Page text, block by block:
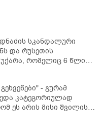
სკანდალური
და რუსეთის
რომელიც 6 წლის
- გუ­რა­მ
კა­ტე­გო­რი­უ­ლად
ეს არის მისი შვი­ლის